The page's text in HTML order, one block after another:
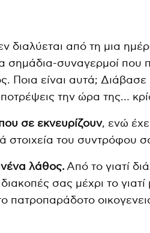
διαλύεται από τη μια
σημάδια-συναγερμοί που
Ποια είναι αυτά;
την ώρα της…
σε εκνευρίζουν, ενώ
στοιχεία του συντρόφου
λάθος.Από το γιατί
σας μέχρι το γιατί